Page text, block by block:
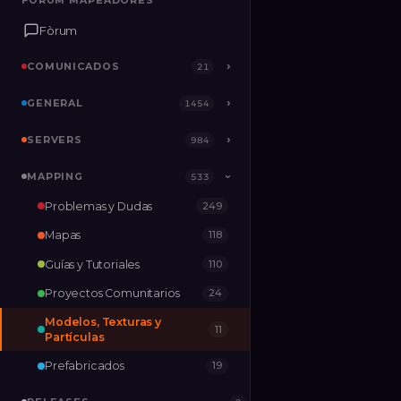
Fòrum
COMUNICADOS 21 ›
GENERAL 1454 ›
SERVERS 984 ›
MAPPING 533 ›
RELEASES
Fòrum
COMUNICADOS 21 ›
GENERAL 1454 ›
SERVERS 984 ›
MAPPING 533 ›
Problemas y Dudas 249
Mapas 118
Guías y Tutoriales 110
Proyectos Comunitarios 24
Modelos, Texturas y
Partículas
11
Prefabricados 19